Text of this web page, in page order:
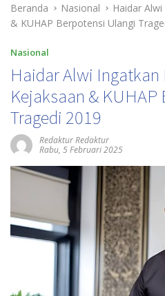
Beranda Nasional
Haidar
& KUHAP Berpotensi Ulangi
Nasional
Haidar Alwi Ingatkan
Kejaksaan &
Tragedi 2019
Redaktur Redaktur
Rabu, 5 Februari 2025